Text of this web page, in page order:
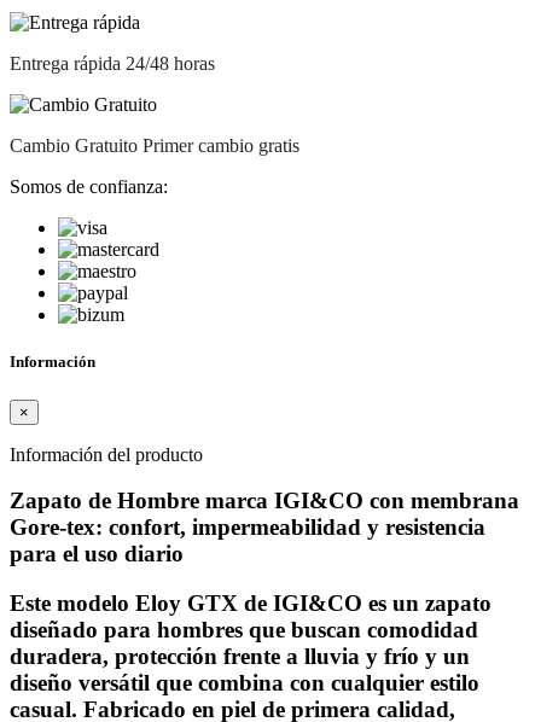
Entrega rápida 24/48 horas
Cambio Gratuito Primer cambio gratis
Somos de confianza:
Información
×
Información del producto
Zapato de Hombre marca IGI&CO con membrana
Gore-tex: confort, impermeabilidad y resistencia
para el uso diario
Este modelo Eloy GTX de IGI&CO es un zapato
diseñado para hombres que buscan comodidad
duradera, protección frente a lluvia y frío y un
diseño versátil que combina con cualquier estilo
casual. Fabricado en piel de primera calidad,